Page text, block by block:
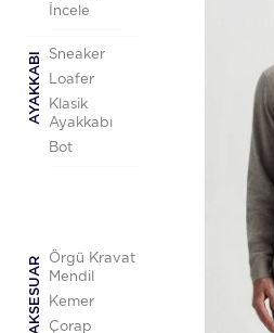
İncele
AYAKKABI
Sneaker
Loafer
Klasik
Ayakkabı
Bot
AKSESUAR
Örgü Kravat
Mendil
Kemer
Çorap